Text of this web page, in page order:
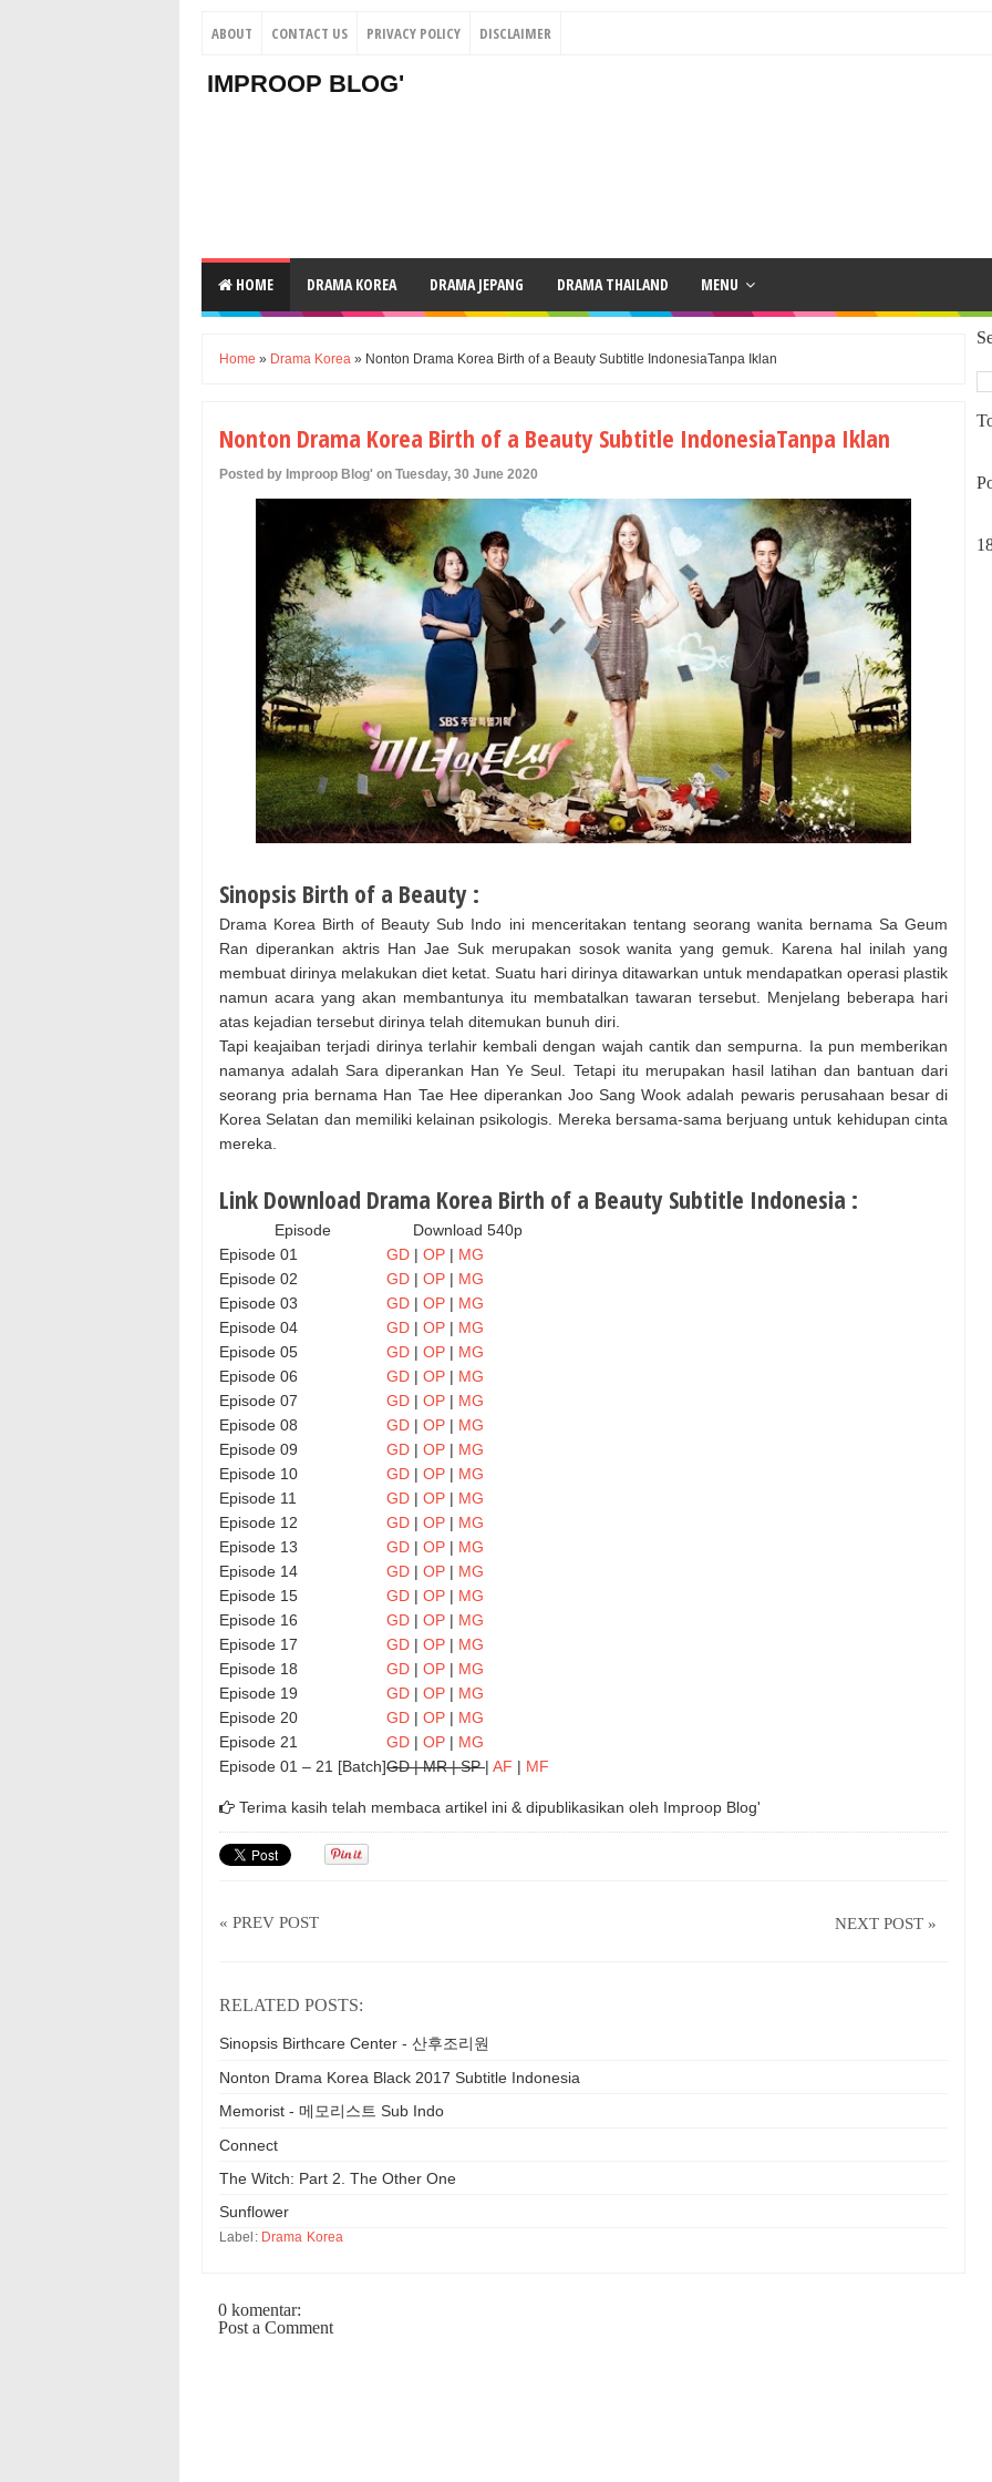
ABOUT CONTACT US PRIVACY POLICY DISCLAIMER
IMPROOP BLOG'
HOME DRAMA KOREA DRAMA JEPANG DRAMA THAILAND MENU
Home » Drama Korea » Nonton Drama Korea Birth of a Beauty Subtitle IndonesiaTanpa Iklan
Nonton Drama Korea Birth of a Beauty Subtitle IndonesiaTanpa Iklan
Posted by Improop Blog' on Tuesday, 30 June 2020
Sinopsis Birth of a Beauty :
Drama Korea Birth of Beauty Sub Indo ini menceritakan tentang seorang wanita bernama Sa Geum
Ran diperankan aktris Han Jae Suk merupakan sosok wanita yang gemuk. Karena hal inilah yang
membuat dirinya melakukan diet ketat. Suatu hari dirinya ditawarkan untuk mendapatkan operasi plastik
namun acara yang akan membantunya itu membatalkan tawaran tersebut. Menjelang beberapa hari
atas kejadian tersebut dirinya telah ditemukan bunuh diri.
Tapi keajaiban terjadi dirinya terlahir kembali dengan wajah cantik dan sempurna. Ia pun memberikan
namanya adalah Sara diperankan Han Ye Seul. Tetapi itu merupakan hasil latihan dan bantuan dari
seorang pria bernama Han Tae Hee diperankan Joo Sang Wook adalah pewaris perusahaan besar di
Korea Selatan dan memiliki kelainan psikologis. Mereka bersama-sama berjuang untuk kehidupan cinta
mereka.
Link Download Drama Korea Birth of a Beauty Subtitle Indonesia :
Episode
Download 540p
Episode 01
GD | OP | MG
Episode 02
GD | OP | MG
Episode 03
GD | OP | MG
Episode 04
GD | OP | MG
Episode 05
GD | OP | MG
Episode 06
GD | OP | MG
Episode 07
GD | OP | MG
Episode 08
GD | OP | MG
Episode 09
GD | OP | MG
Episode 10
GD | OP | MG
Episode 11
GD | OP | MG
Episode 12
GD | OP | MG
Episode 13
GD | OP | MG
Episode 14
GD | OP | MG
Episode 15
GD | OP | MG
Episode 16
GD | OP | MG
Episode 17
GD | OP | MG
Episode 18
GD | OP | MG
Episode 19
GD | OP | MG
Episode 20
GD | OP | MG
Episode 21
GD | OP | MG
Episode 01 – 21 [Batch]GD | MR | SP| AF | MF
Terima kasih telah membaca artikel ini & dipublikasikan oleh Improop Blog'
« PREV POST NEXT POST »
RELATED POSTS:
Sinopsis Birthcare Center - 산후조리원
Nonton Drama Korea Black 2017 Subtitle Indonesia
Memorist - 메모리스트 Sub Indo
Connect
The Witch: Part 2. The Other One
Sunflower
Label: Drama Korea
0 komentar:
Post a Comment